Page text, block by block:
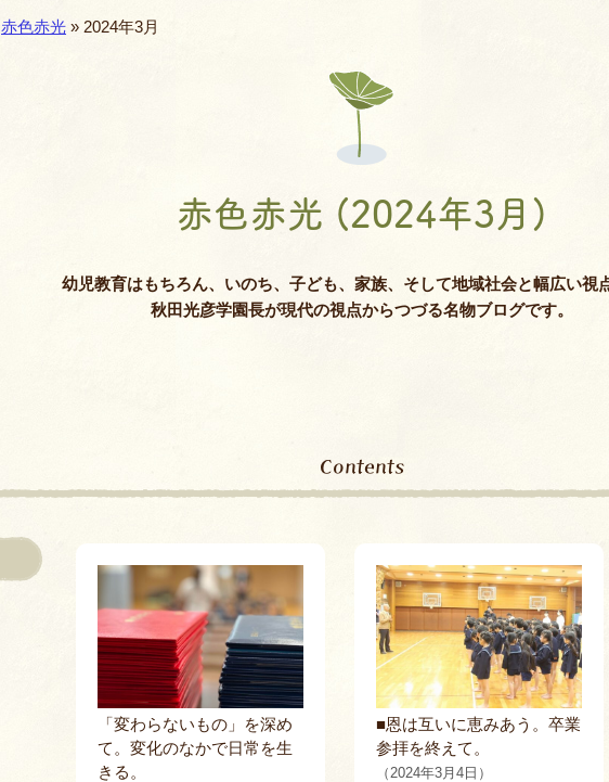
キッズモーション
赤色赤光 » 2024年3月
赤色赤光 (2024年3月)
幼児教育はもちろん、いのち、子ども、家族、そして地域社会と幅広い視
秋田光彦学園長が現代の視点からつづる名物ブログです。
Contents
「変わらないもの」を深め
て。変化のなかで日常を生
きる。
■恩は互いに恵みあう。卒業
参拝を終えて。
（2024年3月4日）